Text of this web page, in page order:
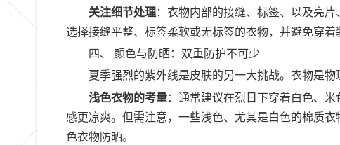
关注细节处理：衣物内部的接缝、标签、以及亮
选择接缝平整、标签柔软或无标签的衣物，并避免穿着
四、 颜色与防晒：双重防护不可少
夏季强烈的紫外线是皮肤的另一大挑战。衣物是物
浅色衣物的考量：通常建议在烈日下穿着白色、
感更凉爽。但需注意，一些浅色、尤其是白色的棉质
色衣物防晒。